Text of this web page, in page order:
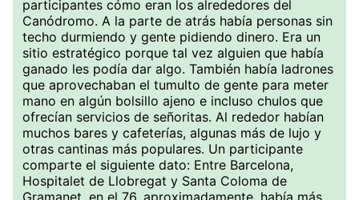
participantes cómo eran los alrededores del
Canódromo. A la parte de atrás había personas sin
techo durmiendo y gente pidiendo dinero. Era un
sitio estratégico porque tal vez alguien que había
ganado les podía dar algo. También había ladrones
que aprovechaban el tumulto de gente para meter
mano en algún bolsillo ajeno e incluso chulos que
ofrecían servicios de señoritas. Al rededor habían
muchos bares y cafeterías, algunas más de lujo y
otras cantinas más populares. Un participante
comparte el siguiente dato: Entre Barcelona,
Hospitalet de Llobregat y Santa Coloma de
Gramanet, en el 76, aproximadamente, había más